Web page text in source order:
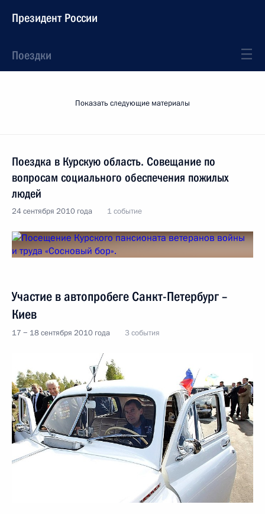
Президент России
Поездки
Показать следующие материалы
Поездка в Курскую область. Совещание по
вопросам социального обеспечения пожилых
людей
24 сентября 2010 года 1 событие
Участие в автопробеге Санкт-Петербург –
Киев
17 − 18 сентября 2010 года 3 события